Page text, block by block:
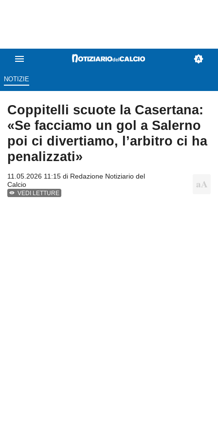
NOTIZIE
Coppitelli scuote la Casertana:
«Se facciamo un gol a Salerno
poi ci divertiamo, l’arbitro ci ha
penalizzati»
11.05.2026 11:15 di Redazione Notiziario del
Calcio
VEDI LETTURE